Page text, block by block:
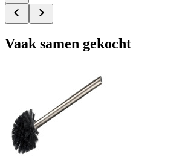
Vaak samen gekocht